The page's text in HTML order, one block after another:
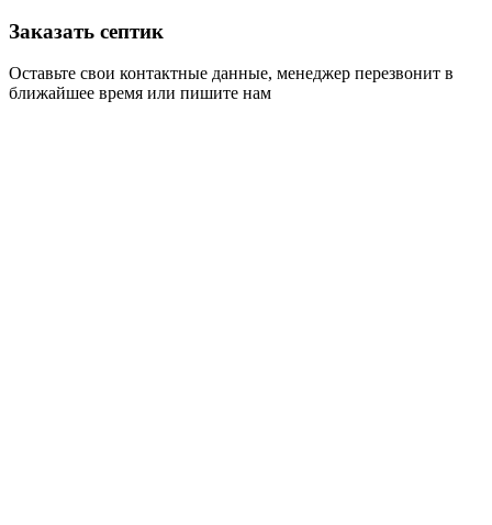
Заказать септик
Оставьте свои контактные данные, менеджер перезвонит в
ближайшее время или пишите нам